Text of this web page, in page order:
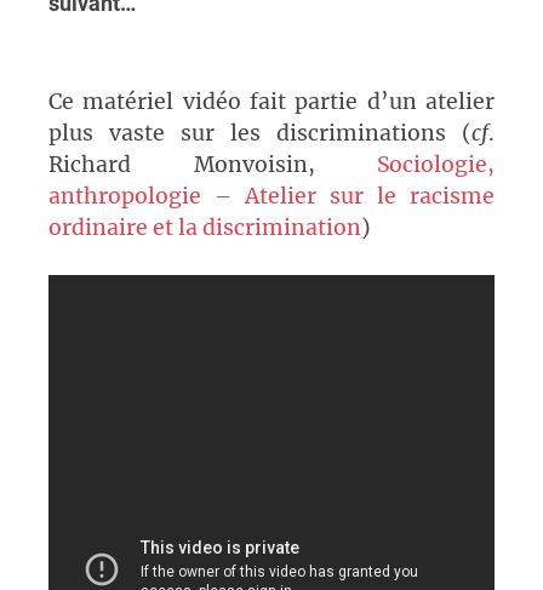
Ce matériel vidéo fait partie d’un atelier
plus vaste sur les discriminations (cf.
Richard Monvoisin, Sociologie,
anthropologie – Atelier sur le racisme
ordinaire et la discrimination)